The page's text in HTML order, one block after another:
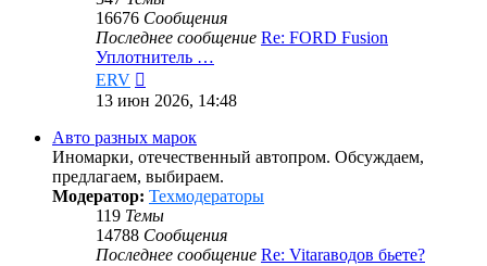
16676 Сообщения
Последнее сообщение Re: FORD Fusion
Уплотнитель …
ERV
к
сообщению
13 июн 2026, 14:48
Авто разных марок
Иномарки, отечественный автопром. Обсуждаем,
предлагаем, выбираем.
Модератор: Техмодераторы
119 Темы
14788 Сообщения
Последнее сообщение Re: Vitaraводов бьете?